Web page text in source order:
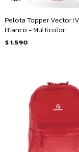
Pelota Topper Vector
Blanco - Multicolor
$ 1.590